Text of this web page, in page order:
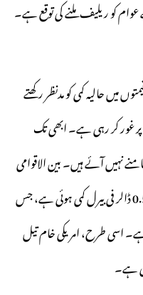
کو ریلیف ملنے کی توقع ہے۔
حالیہ کمی کو مدنظر رکھتے
غور کر رہی ہے۔ ابھی تک
نہیں آئے ہیں۔ بین الاقوامی
منڈی میں برینٹ خام تیل کی قیمت میں 0.50 ڈالر فی بیرل کمی ہوئی ہے، جس
پر آ چکی ہے۔ اسی طرح، امریکی خام تیل